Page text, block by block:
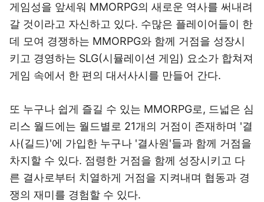
게임성을 앞세워 MMORPG의 새로운 역사를 써내려
갈 것이라고 자신하고 있다. 수많은 플레이어들이 한
데 모여 경쟁하는 MMORPG와 함께 거점을 성장시
키고 경영하는 SLG(시뮬레이션 게임) 요소가 합쳐져
게임 속에서 한 편의 대서사시를 만들어 간다.
또 누구나 쉽게 즐길 수 있는 MMORPG로, 드넓은 심
리스 월드에는 월드별로 21개의 거점이 존재하며 '결
사(길드)'에 가입한 누구나 '결사원'들과 함께 거점을
차지할 수 있다. 점령한 거점을 함께 성장시키고 다
른 결사로부터 치열하게 거점을 지켜내며 협동과 경
쟁의 재미를 경험할 수 있다.